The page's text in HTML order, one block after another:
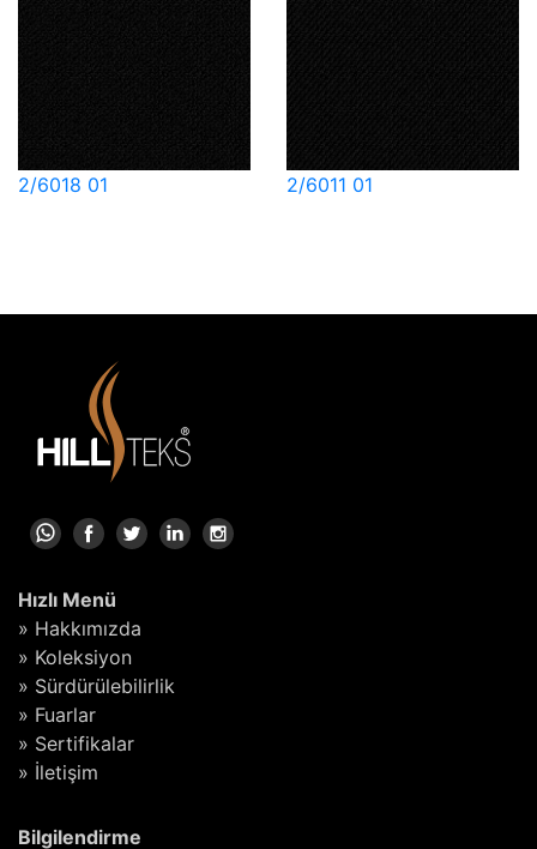
2/6018 01 2/6011 01
Hızlı Menü
» Hakkımızda
» Koleksiyon
» Sürdürülebilirlik
» Fuarlar
» Sertifikalar
» İletişim
Bilgilendirme